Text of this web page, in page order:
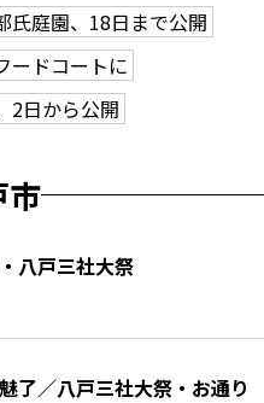
庭園、18日まで公開
ードコートに
2日から公開
市
八戸三社大祭
了／八戸三社大祭・お通り